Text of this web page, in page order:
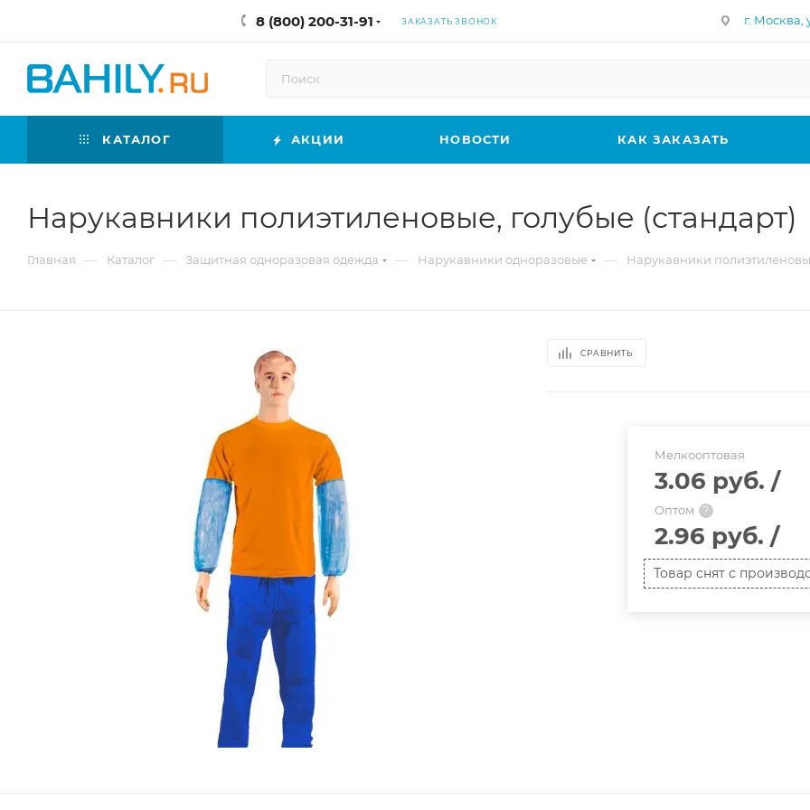
8 (800) 200-31-91 ЗАКАЗАТЬ ЗВОНОК г. Москва,
КАТАЛОГ АКЦИИ НОВОСТИ КАК ЗАКАЗАТЬ
Нарукавники полиэтиленовые, голубые (стандарт)
Главная — Каталог — Защитная одноразовая одежда — Нарукавники одноразовые — Нарукавники
СРАВНИТЬ
Мелкооптовая
3.06 руб. /
Оптом ?
2.96 руб. /
Товар снят с